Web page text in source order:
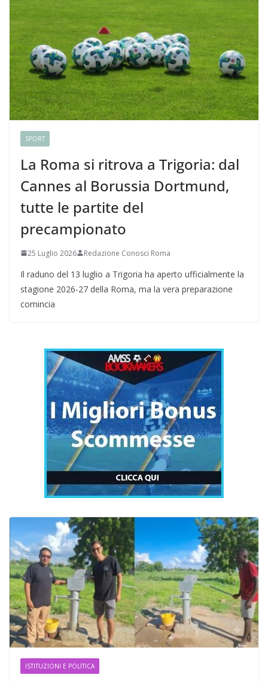
SPORT
La Roma si ritrova a Trigoria: dal
Cannes al Borussia Dortmund,
tutte le partite del
precampionato
25 Luglio 2026 Redazione Conosci Roma
Il raduno del 13 luglio a Trigoria ha aperto ufficialmente la
stagione 2026-27 della Roma, ma la vera preparazione
comincia
ISTITUZIONI E POLITICA